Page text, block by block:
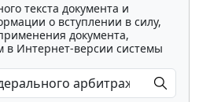
текста документа и
о вступлении в силу,
документа,
в Интернет-версии системы